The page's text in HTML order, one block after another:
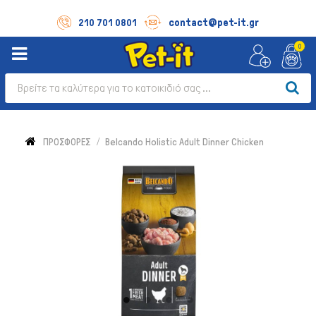
210 701 0801 contact@pet-it.gr
0
ΠΡΟΣΦΟΡΕΣ Belcando Holistic Adult Dinner Chicken